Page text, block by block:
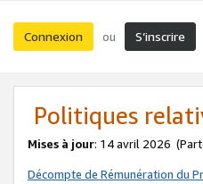
Connexion ou S’inscrire
Politiques
Mises à jour: 14 avril 2026
Décompte de Rémunération du